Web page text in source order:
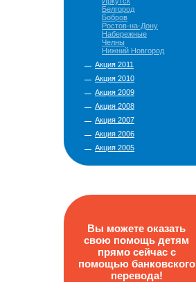
Белгород
Бобров
Ростов-на-Дону
Набережные
Челны
Нижний Новгород
Акция 2011
Акция 2010
Акция 2009
Акция 2008
Акция 2007
Акция 2006
Акция 2005
Вы можете оказать
свою помощь детям
прямо сейчас с
помощью банковского
перевода!